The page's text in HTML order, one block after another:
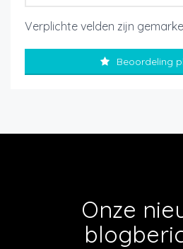
Verplichte velden zijn
Beoordeling
Onze